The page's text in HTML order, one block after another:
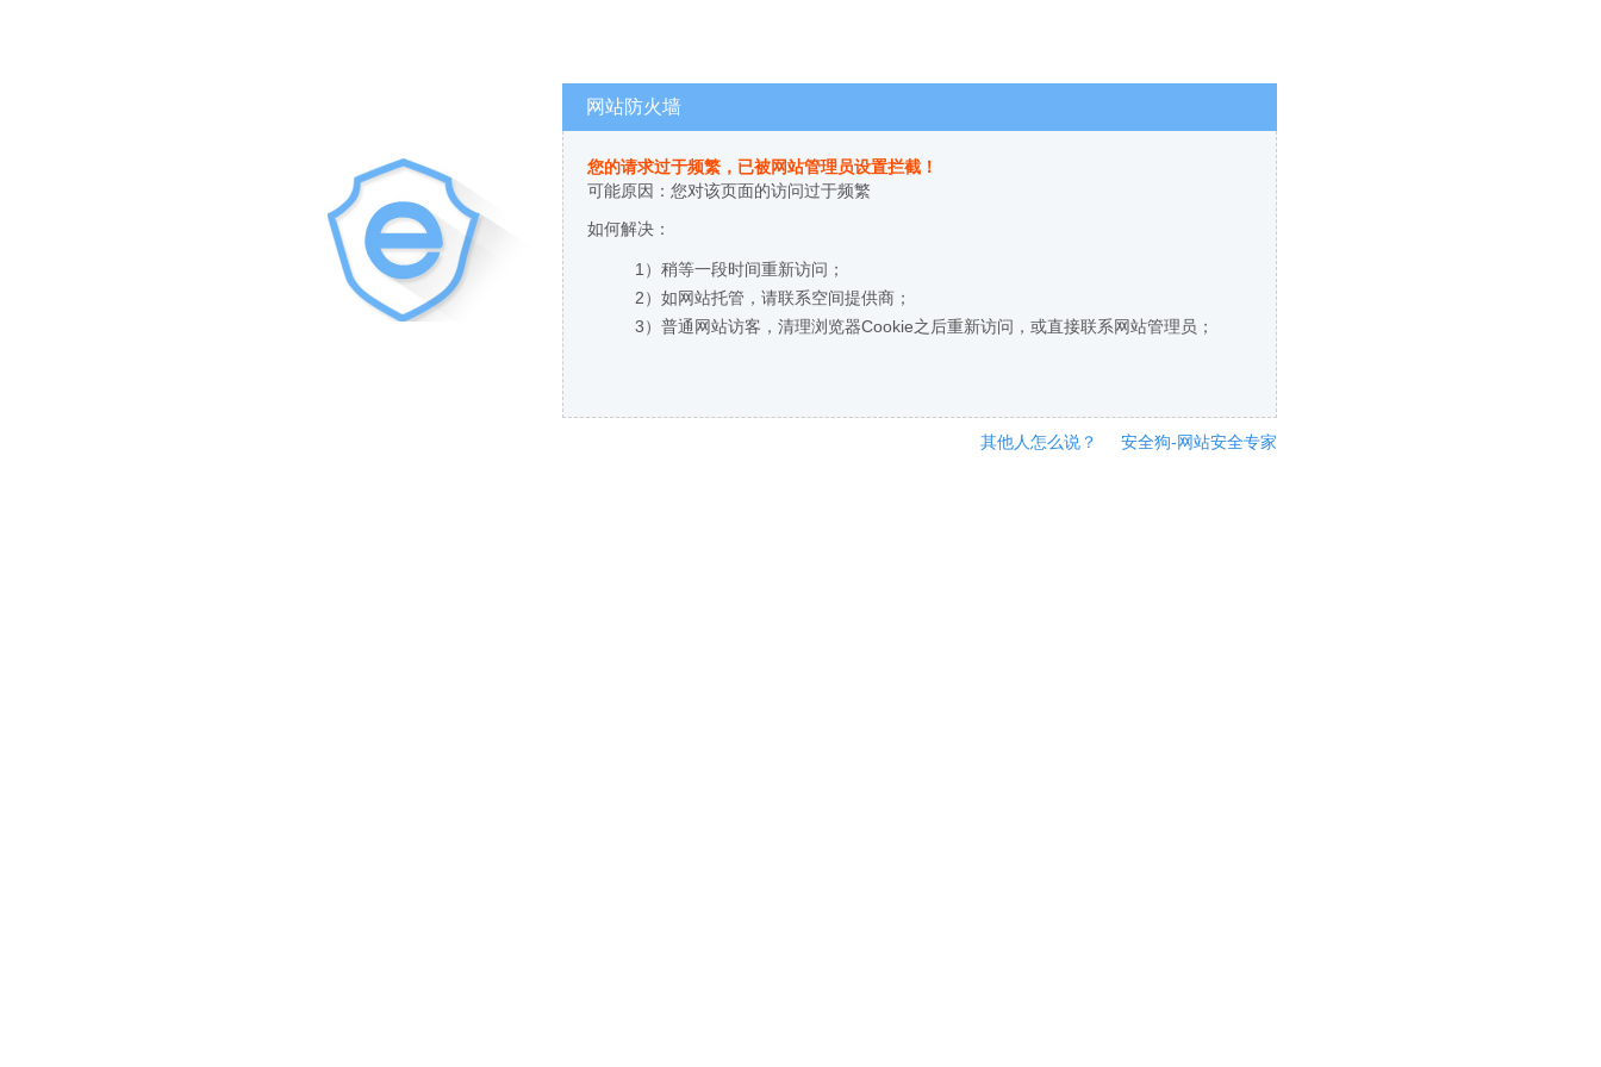
网站防火墙
您的请求过于频繁，已被网站管理员设置拦截！
可能原因：您对该页面的访问过于频繁
如何解决：
1）稍等一段时间重新访问；
2）如网站托管，请联系空间提供商；
3）普通网站访客，清理浏览器Cookie之后重新访问，或直接联系网站管理员；
其他人怎么说？ 安全狗-网站安全专家